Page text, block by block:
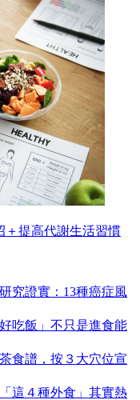
＋提高代謝生活習慣
究證實：13種癌症風
吃飯」不只是進食能
食譜，按３大穴位宣
這４種外食」其實熱